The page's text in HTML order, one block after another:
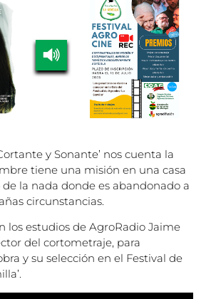
y Sonante’ nos cuenta la
tiene una misión en una casa
la nada donde es abandonado a
circunstancias.
los estudios de AgroRadio Jaime
del cortometraje, para
y su selección en el Festival de